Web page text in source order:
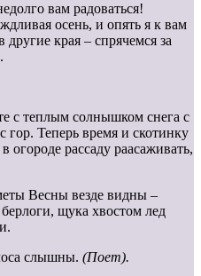
вам радоваться!
осень, и опять я к вам
края – спрячемся за
с теплым солнышком снега с
Теперь время и скотинку
огороде рассаду раасаживать,
Весны везде видны –
щука хвостом лед
слышны. (Поет).